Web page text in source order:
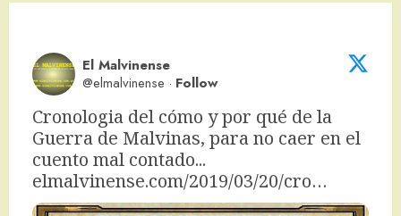
El Malvinense
@elmalvinense · Follow
Cronologia del cómo y por qué de la
Guerra de Malvinas, para no caer en el
elmalvinense.com/2019/03/20/cro…